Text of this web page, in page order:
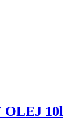
OLEJ 10l